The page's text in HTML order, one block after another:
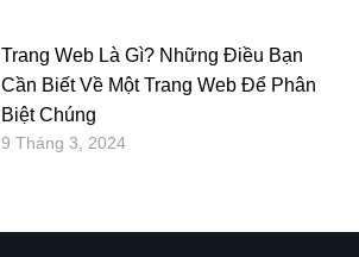
Trang Web Là Gì? Những Điều Bạn
Cần Biết Về Một Trang Web Để Phân
Biệt Chúng
9 Tháng 3, 2024